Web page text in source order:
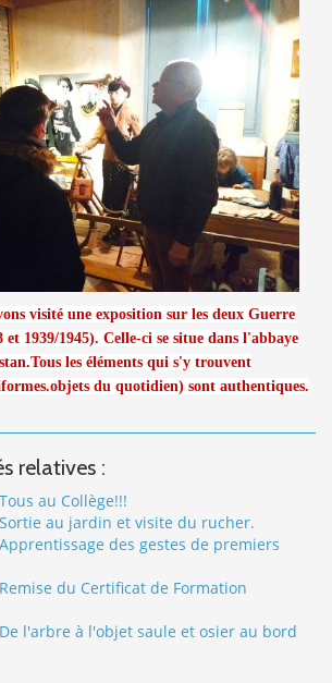
visité une exposition sur les deux Guerre
et 1939/1945). Celle-ci se situe dans l'abbaye
les éléments qui s'y trouvent
du quotidien) sont authentiques.
relatives :
au Collège!!!
au jardin et visite du rucher.
des gestes de premiers
du Certificat de Formation
l'arbre à l'objet saule et osier au bord